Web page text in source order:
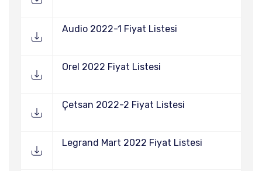
Audio 2022-1 Fiyat Listesi
Orel 2022 Fiyat Listesi
Çetsan 2022-2 Fiyat Listesi
Legrand Mart 2022 Fiyat Listesi